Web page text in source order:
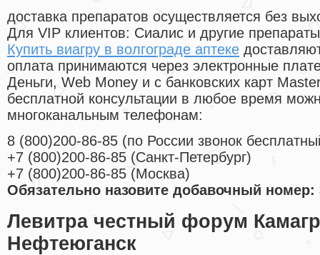
доставка препаратов осуществляется без
Для VIP клиентов: Сиалис и другие
Купить виагру в волгограде аптеке
оплата принимаются через электронные
Деньги, Web Money и с банковских карт
бесплатной консультации в любое время
многоканальным телефонам:
8 (800)200-86-85 (по России звонок
+7 (800)200-86-85 (Санкт-Петербург)
+7 (800)200-86-85 (Москва)
Обязательно назовите добавочный номер:
Левитра честный форум
Нефтеюганск